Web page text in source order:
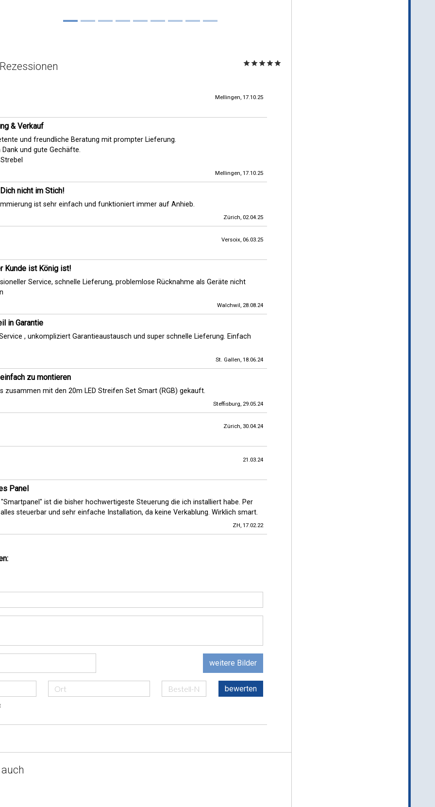
starstarstarstarstar
Mellingen, 17.10.25
& Verkauf
und freundliche Beratung mit prompter Lieferung.
Dank und gute Gechäfte.
Mellingen, 17.10.25
nicht im Stich!
ist sehr einfach und funktioniert immer auf Anhieb.
Zürich, 02.04.25
Versoix, 06.03.25
Kunde ist König ist!
Service, schnelle Lieferung, problemlose Rücknahme als Geräte nicht
Walchwil, 28.08.24
in Garantie
, unkompliziert Garantieaustausch und super schnelle Lieferung. Einfach
St. Gallen, 18.06.24
zu montieren
zusammen mit den 20m LED Streifen Set Smart (RGB) gekauft.
Steffisburg, 29.05.24
Zürich, 30.04.24
21.03.24
Panel
"Smartpanel" ist die bisher hochwertigeste Steuerung die ich installiert habe. Per
steuerbar und sehr einfache Installation, da keine Verkablung. Wirklich smart.
ZH, 17.02.22
weitere Bilder
bewerten